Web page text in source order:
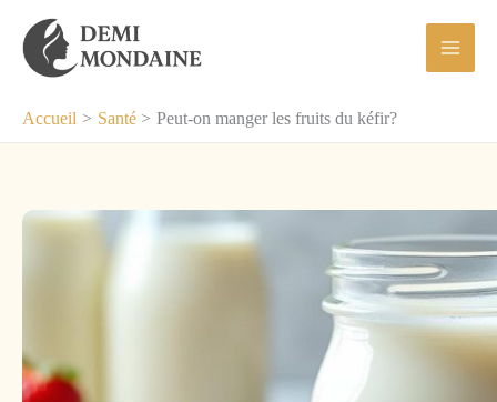
contenu
Accueil Santé Peut-on manger les fruits du kéfir?